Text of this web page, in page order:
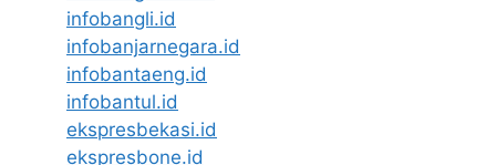
infobangli.id
infobanjarnegara.id
infobantaeng.id
infobantul.id
ekspresbekasi.id
ekspresbone.id